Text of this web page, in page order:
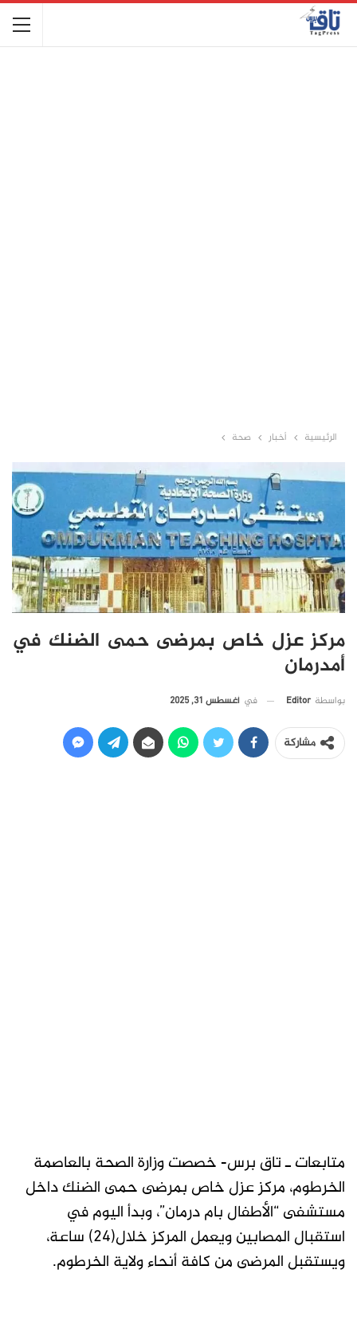
الرئيسية أخبار صحة
مركز عزل خاص بمرضى حمى الضنك في
أمدرمان
بواسطة Editor في أغسطس 31, 2025
مشاركة
متابعات ـ تاق برس- خصصت وزارة الصحة بالعاصمة
الخرطوم، مركز عزل خاص بمرضى حمى الضنك داخل
مستشفى “الأطفال بام درمان”، وبدأ اليوم في
استقبال المصابين ويعمل المركز خلال(24) ساعة،
ويستقبل المرضى من كافة أنحاء ولاية الخرطوم.